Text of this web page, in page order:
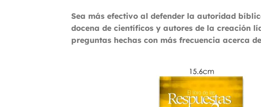
Sea más efectivo al defender la autoridad
docena de científicos y autores de la creación
preguntas hechas con más frecuencia acerca